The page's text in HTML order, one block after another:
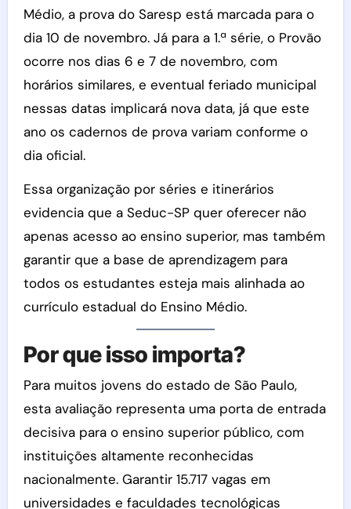
Médio, a prova do Saresp está marcada para o
dia 10 de novembro. Já para a 1.ª série, o Provão
ocorre nos dias 6 e 7 de novembro, com
horários similares, e eventual feriado municipal
nessas datas implicará nova data, já que este
ano os cadernos de prova variam conforme o
dia oficial.
Essa organização por séries e itinerários
evidencia que a Seduc-SP quer oferecer não
apenas acesso ao ensino superior, mas também
garantir que a base de aprendizagem para
todos os estudantes esteja mais alinhada ao
currículo estadual do Ensino Médio.
Por que isso importa?
Para muitos jovens do estado de São Paulo,
esta avaliação representa uma porta de entrada
decisiva para o ensino superior público, com
instituições altamente reconhecidas
nacionalmente. Garantir 15.717 vagas em
universidades e faculdades tecnológicas